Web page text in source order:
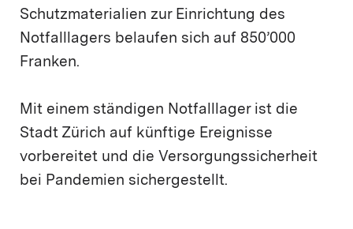
Schutzmaterialien zur Einrichtung des
Notfalllagers belaufen sich auf 850’000
Franken.
Mit einem ständigen Notfalllager ist die
Stadt Zürich auf künftige Ereignisse
vorbereitet und die Versorgungssicherheit
bei Pandemien sichergestellt.